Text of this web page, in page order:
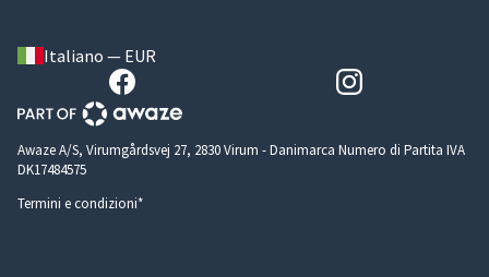
Italiano — EUR
Awaze A/S, Virumgårdsvej 27, 2830 Virum - Danimarca Numero di Partita IVA
DK17484575
Termini e condizioni*